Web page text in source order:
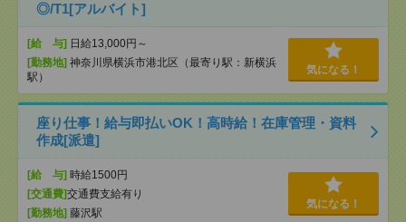
◎/T1[アルバイト]
[給 与] 日給13,000円～
[勤務地] 神奈川県横浜市港北区（最寄り駅：新横浜
駅）
気になる！
座り仕事！給与即払いOK！高時給！在庫管理・資料
作成[派遣]
[給 与] 時給1500円
[交通費]交通費支給有り
[勤務地] 藤沢駅
気になる！